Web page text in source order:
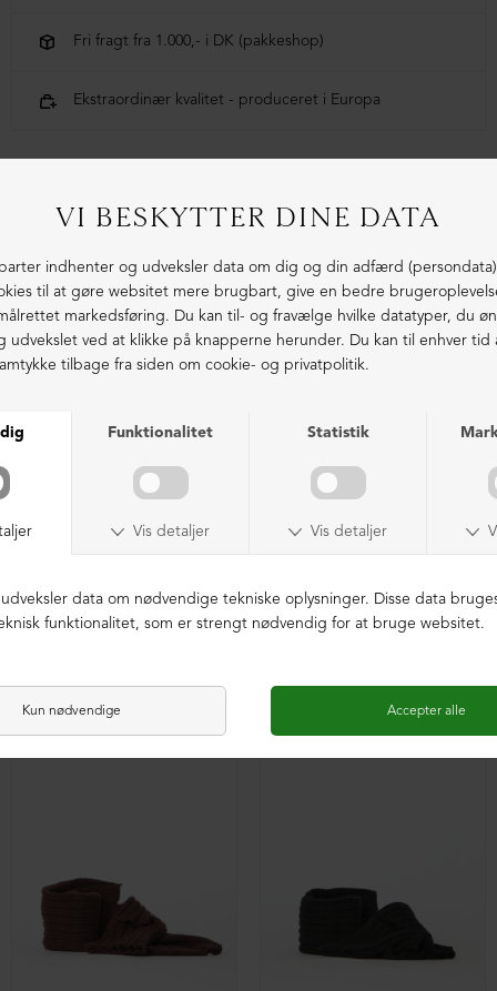
Fri fragt fra 1.000,- i DK (pakkeshop)
Ekstraordinær kvalitet - produceret i Europa
LIGNENDE PRODUKTER
Benvarmere i merinould
DKK 399,00
DKK 699,00
Benvarmere i merinould
DKK 399,00
DKK 699,00
NEDSAT